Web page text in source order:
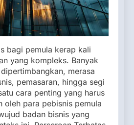
bagi pemula kerap kali
yang kompleks. Banyak
merasa
pemasaran, hingga segi
cara penting yang harus
oleh para pebisnis pemula
badan bisnis yang